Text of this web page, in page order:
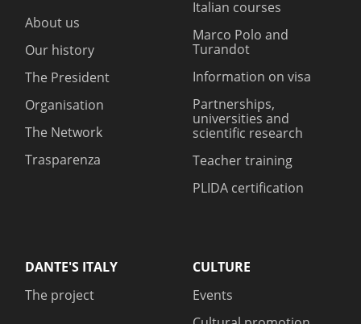
About us
Our history
The President
Organisation
The Network
Trasparenza
Italian courses
Marco Polo and
Turandot
Information on visa
Partnerships,
universities and
scientific research
Teacher training
PLIDA certification
DANTE'S ITALY
The project
CULTURE
Events